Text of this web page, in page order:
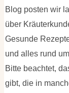
Blog posten wir
über
Gesunde
und alles rund
Bitte beachtet,
gibt, die in